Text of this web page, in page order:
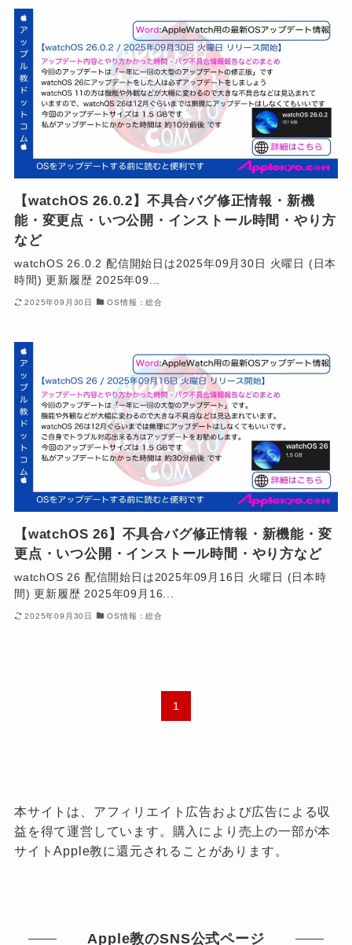
【watchOS 26.0.2】不具合バグ修正情報・新機
能・変更点・いつ公開・インストール時間・やり方
など
watchOS 26.0.2 配信開始日は2025年09月30日 火曜日 (日本
時間) 更新履歴 2025年09...
2025年09月30日 OS情報：総合
【watchOS 26】不具合バグ修正情報・新機能・変
更点・いつ公開・インストール時間・やり方など
watchOS 26 配信開始日は2025年09月16日 火曜日 (日本時
間) 更新履歴 2025年09月16...
2025年09月30日 OS情報：総合
1
本サイトは、アフィリエイト広告および広告による収
益を得て運営しています。購入により売上の一部が本
サイトApple教に還元されることがあります。
Apple教のSNS公式ページ